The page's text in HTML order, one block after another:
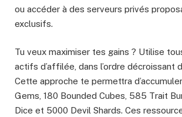
ou accéder à des serveurs privés
exclusifs.
Tu veux maximiser tes gains ? Utilise
actifs d’affilée, dans l’ordre décroissant
Cette approche te permettra
Gems, 180 Bounded Cubes, 585 Trait
Dice et 5000 Devil Shards. Ces